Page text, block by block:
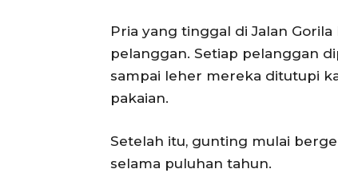
Pria yang tinggal di Jalan
pelanggan. Setiap pelanggan
sampai leher mereka ditutupi
pakaian.
Setelah itu, gunting mulai
selama puluhan tahun.